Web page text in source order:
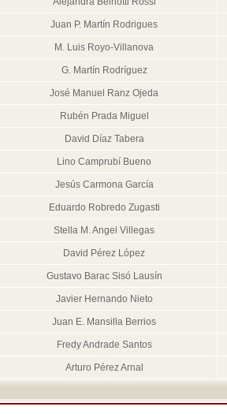
Juan P. Martín Rodrigues
M. Luis Royo-Villanova
G. Martín Rodríguez
José Manuel Ranz Ojeda
Rubén Prada Miguel
David Díaz Tabera
Lino Camprubí Bueno
Jesús Carmona García
Eduardo Robredo Zugasti
Stella M. Angel Villegas
David Pérez López
Gustavo Barac Sisó Lausín
Javier Hernando Nieto
Juan E. Mansilla Berrios
Fredy Andrade Santos
Arturo Pérez Arnal